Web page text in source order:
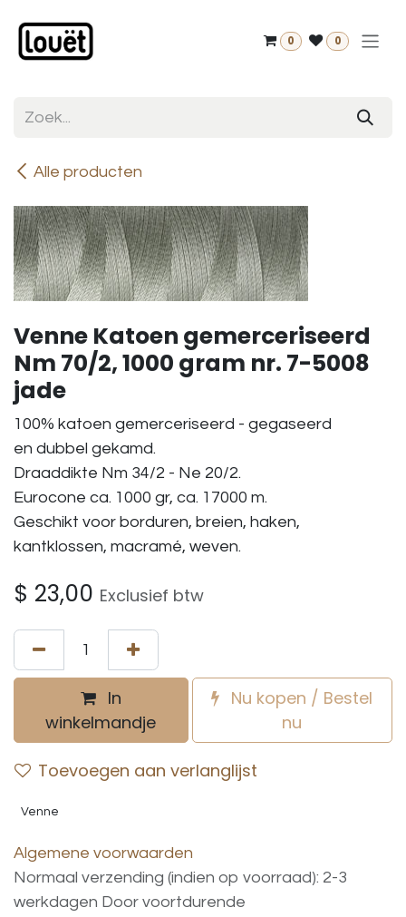
0 0
Alle producten
Venne Katoen gemerceriseerd
Nm 70/2, 1000 gram nr. 7-5008
jade
100% katoen gemerceriseerd - gegaseerd
en dubbel gekamd.
Draaddikte Nm 34/2 - Ne 20/2.
Eurocone ca. 1000 gr, ca. 17000 m.
Geschikt voor borduren, breien, haken,
kantklossen, macramé, weven.
$ 23,00 Exclusief btw
In
winkelmandje
Nu kopen / Bestel
nu
Toevoegen aan verlanglijst
Venne
Algemene voorwaarden
Normaal verzending (indien op voorraad): 2-3
werkdagen Door voortdurende